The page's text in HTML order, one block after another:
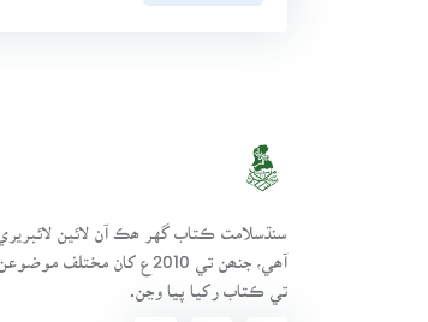
سنڌسلامت ڪتاب گهر ھڪ آن لائين لائبريري
آھي، جنھن تي 2010ع کان مختلف موضوعن
تي ڪتاب رکيا پيا وڃن.